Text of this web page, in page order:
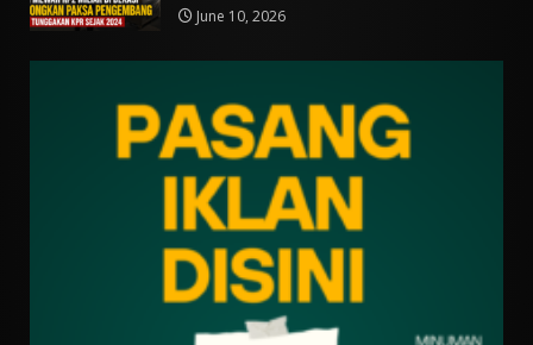
June 10, 2026